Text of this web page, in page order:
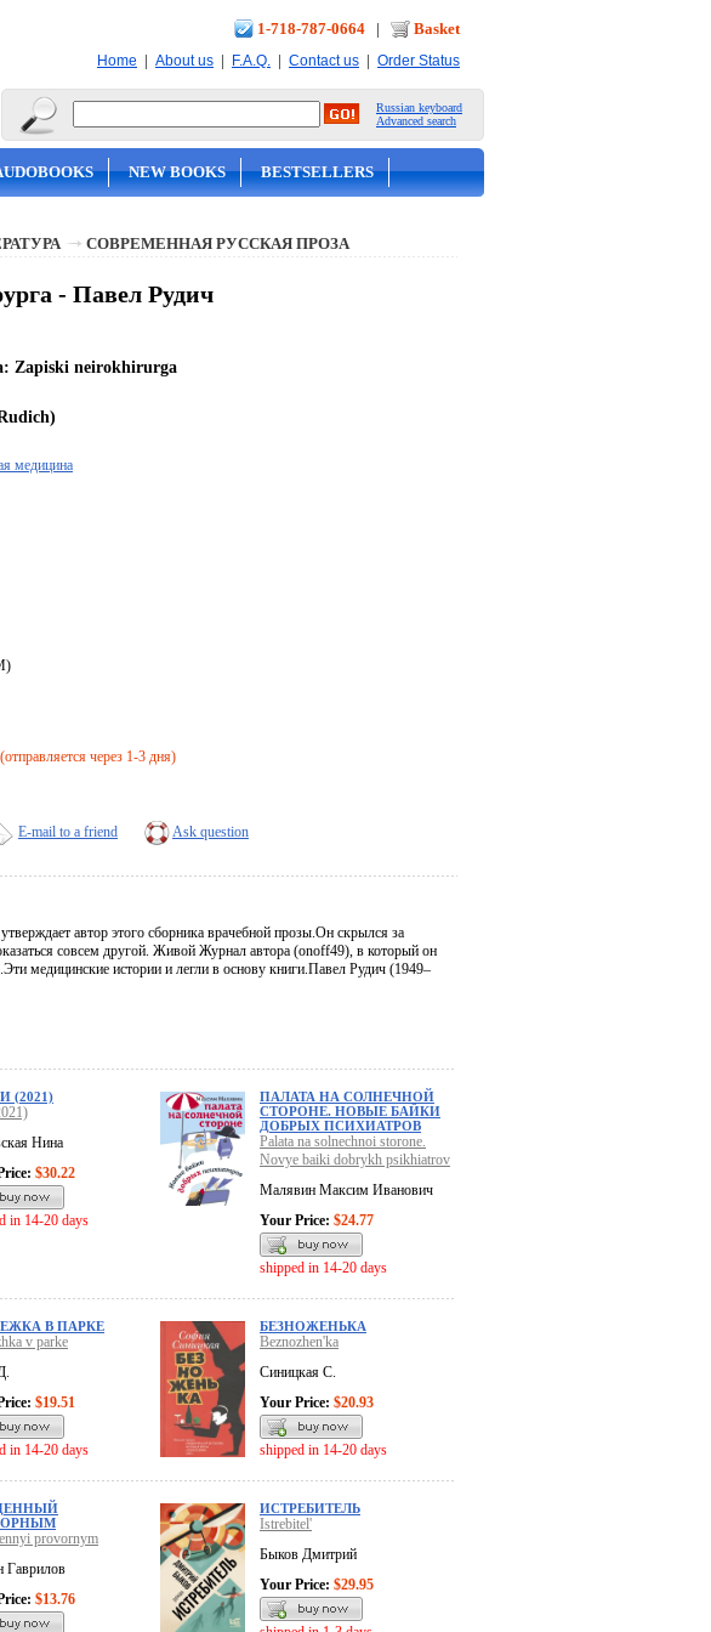
1-718-787-0664 | Basket
Home | About us | F.A.Q. | Contact us | Order Status
Russian keyboard
Advanced search
NEW BOOKS BESTSELLERS
СОВРЕМЕННАЯ РУССКАЯ ПРОЗА
- Павел Рудич
Zapiski neirokhirurga
медицина
через 1-3 дня)
E-mail to a friend Ask question
автор этого сборника врачебной прозы.Он скрылся за
совсем другой. Живой Журнал автора (onoff49), в который он
медицинские истории и легли в основу книги.Павел Рудич (1949–
(2021)
Нина
$30.22
in 14-20 days
ПАЛАТА НА СОЛНЕЧНОЙ
СТОРОНЕ. НОВЫЕ БАЙКИ
ДОБРЫХ ПСИХИАТРОВ
Palata na solnechnoi storone.
Novye baiki dobrykh psikhiatrov
Малявин Максим Иванович
Your Price: $24.77
shipped in 14-20 days
В ПАРКЕ
v parke
$19.51
in 14-20 days
БЕЗНОЖЕНЬКА
Beznozhen'ka
Синицкая С.
Your Price: $20.93
shipped in 14-20 days
provornym
Гаврилов
$13.76
ИСТРЕБИТЕЛЬ
Istrebitel'
Быков Дмитрий
Your Price: $29.95